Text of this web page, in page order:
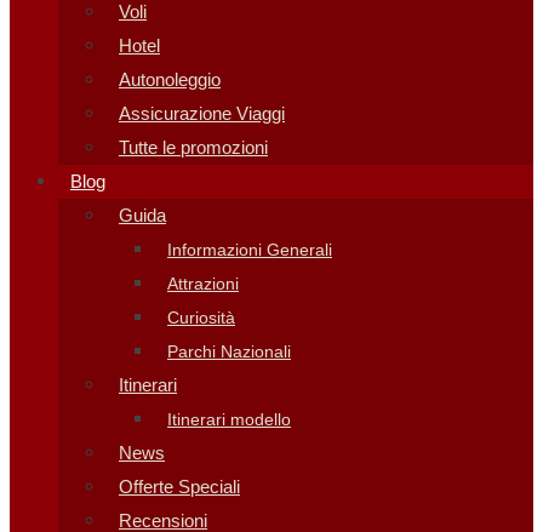
Voli
Hotel
Autonoleggio
Assicurazione Viaggi
Tutte le promozioni
Blog
Guida
Informazioni Generali
Attrazioni
Curiosità
Parchi Nazionali
Itinerari
Itinerari modello
News
Offerte Speciali
Recensioni